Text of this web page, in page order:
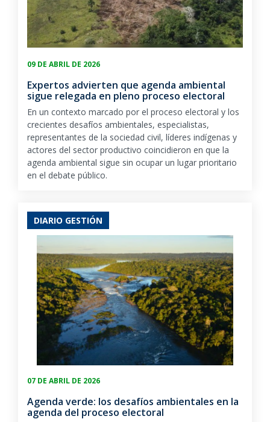
09 DE ABRIL DE 2026
Expertos advierten que agenda ambiental
sigue relegada en pleno proceso electoral
En un contexto marcado por el proceso electoral y los
crecientes desafíos ambientales, especialistas,
representantes de la sociedad civil, líderes indígenas y
actores del sector productivo coincidieron en que la
agenda ambiental sigue sin ocupar un lugar prioritario
en el debate público.
DIARIO GESTIÓN
07 DE ABRIL DE 2026
Agenda verde: los desafíos ambientales en la
agenda del proceso electoral